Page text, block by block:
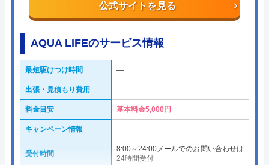
公式サイトを見る
AQUA LIFEのサービス情報
最短駆けつけ時間 ―
出張・見積もり費用
料金目安 基本料金5,000円
キャンペーン情報
受付時間
8:00～24:00メールでのお問い合わせは
24時間受付